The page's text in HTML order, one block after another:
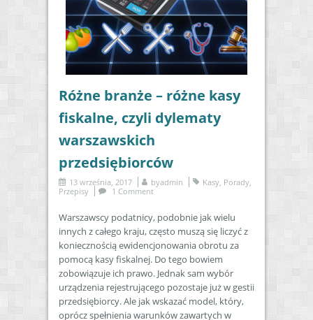
Różne branże – różne kasy
fiskalne, czyli dylematy
warszawskich
przedsiębiorców
13 września, 2017 byadmin Kasy, Porady,
Przepisy
1 Comment
Warszawscy podatnicy, podobnie jak wielu
innych z całego kraju, często muszą się liczyć z
koniecznością ewidencjonowania obrotu za
pomocą kasy fiskalnej. Do tego bowiem
zobowiązuje ich prawo. Jednak sam wybór
urządzenia rejestrującego pozostaje już w gestii
przedsiębiorcy. Ale jak wskazać model, który,
oprócz spełnienia warunków zawartych w